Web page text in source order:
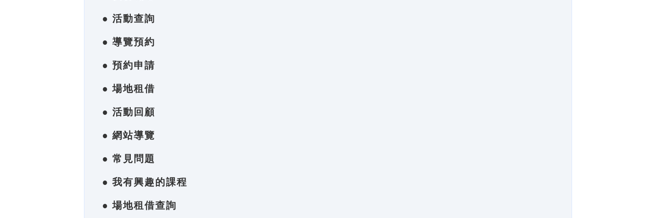
● 活動查詢
● 導覽預約
● 預約申請
● 場地租借
● 活動回顧
● 網站導覽
● 常見問題
● 我有興趣的課程
● 場地租借查詢